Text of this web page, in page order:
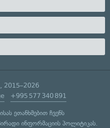
2015–2026
+995 577 340 891
ეთანხმებით ჩვენს
ინფორმაციის პოლიტიკას.